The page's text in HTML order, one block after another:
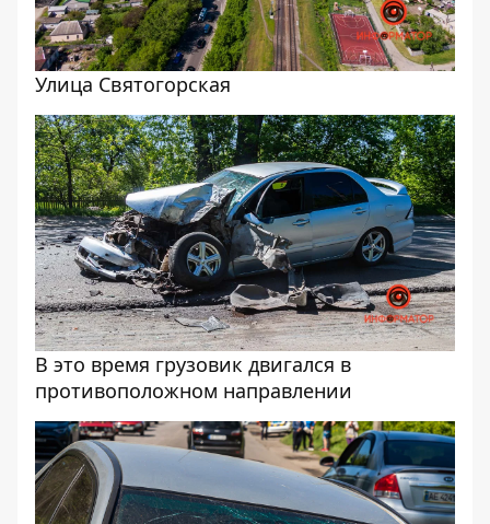
Улица Святогорская
В это время грузовик двигался в
противоположном направлении